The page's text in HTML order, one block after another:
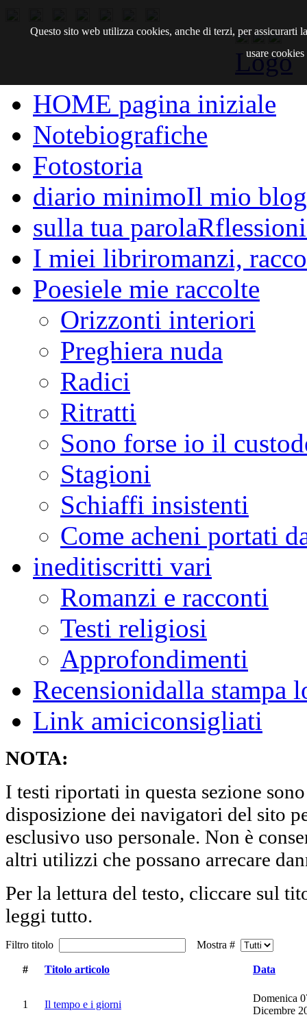
Logo
HOME pagina iniziale
Notebiografiche
Fotostoria
diario minimoIl mio blog
sulla tua parola
I miei libriromanzi,
Poesiele mie raccolte
Orizzonti interiori
Preghiera nuda
Radici
Ritratti
Sono forse io il
Stagioni
Schiaffi insistenti
Come acheni portati
ineditiscritti vari
Romanzi e racconti
Testi religiosi
Approfondimenti
Recensionidalla stampa
Link amiciconsigliati
NOTA:
I testi riportati in questa sezione
disposizione dei navigatori del sito
esclusivo uso personale. Non è
altri utilizzi che possano arrecare
Per la lettura del testo, cliccare sul
leggi tutto.
Filtro titolo Mostra #
# Titolo articolo Data
1 Il tempo e i giorni
Domenica
Dicembre
Questo sito web utilizza cookies, anche di terzi, per assicurarti
usare